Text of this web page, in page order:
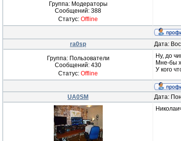
Группа: Модераторы
Сообщений: 388
Статус: Offline
ra0sp Дата:
Группа: Пользователи
Сообщений: 430
Статус: Offline
Ну, до
Мне-бы
У кого
UA0SM Дата: